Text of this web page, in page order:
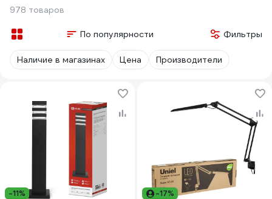
978 товаров
По популярности Фильтры
Наличие в магазинах Цена Производители
-11% -17%